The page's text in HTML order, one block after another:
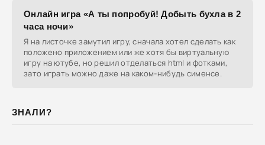
Онлайн игра «А ты попробуй! Добыть бухла в 2
часа ночи»
Я на листочке замутил игру, сначала хотел сделать как
положено приложением или же хотя бы виртуальную
игру на ютубе, но решил отделаться html и фотками,
зато играть можно даже на каком-нибудь сименсе.
ЗНАЛИ?